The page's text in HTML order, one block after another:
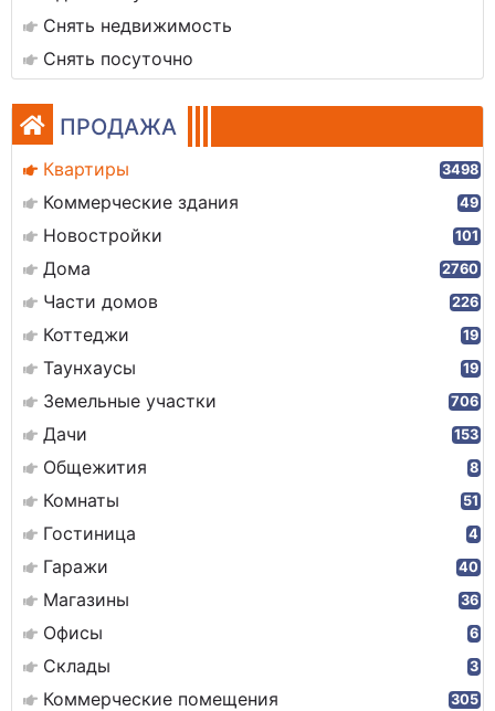
Снять недвижимость
Снять посуточно
ПРОДАЖА
Квартиры 3498
Коммерческие здания 49
Новостройки 101
Дома 2760
Части домов 226
Коттеджи 19
Таунхаусы 19
Земельные участки 706
Дачи 153
Общежития 8
Комнаты 51
Гостиница 4
Гаражи 40
Магазины 36
Офисы 6
Склады 3
Коммерческие помещения 305